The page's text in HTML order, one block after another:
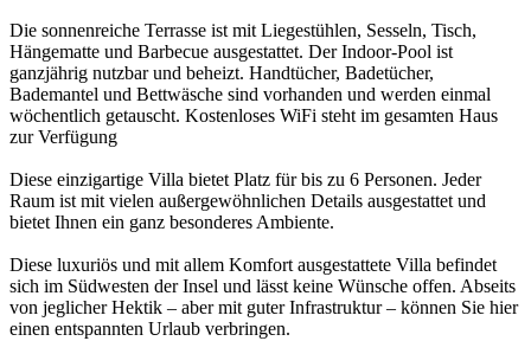
Die sonnenreiche Terrasse ist mit Liegestühlen, Sesseln, Tisch,
Hängematte und Barbecue ausgestattet. Der Indoor-Pool ist
ganzjährig nutzbar und beheizt. Handtücher, Badetücher,
Bademantel und Bettwäsche sind vorhanden und werden einmal
wöchentlich getauscht. Kostenloses WiFi steht im gesamten Haus
zur Verfügung
Diese einzigartige Villa bietet Platz für bis zu 6 Personen. Jeder
Raum ist mit vielen außergewöhnlichen Details ausgestattet und
bietet Ihnen ein ganz besonderes Ambiente.
Diese luxuriös und mit allem Komfort ausgestattete Villa befindet
sich im Südwesten der Insel und lässt keine Wünsche offen. Abseits
von jeglicher Hektik – aber mit guter Infrastruktur – können Sie hier
einen entspannten Urlaub verbringen.